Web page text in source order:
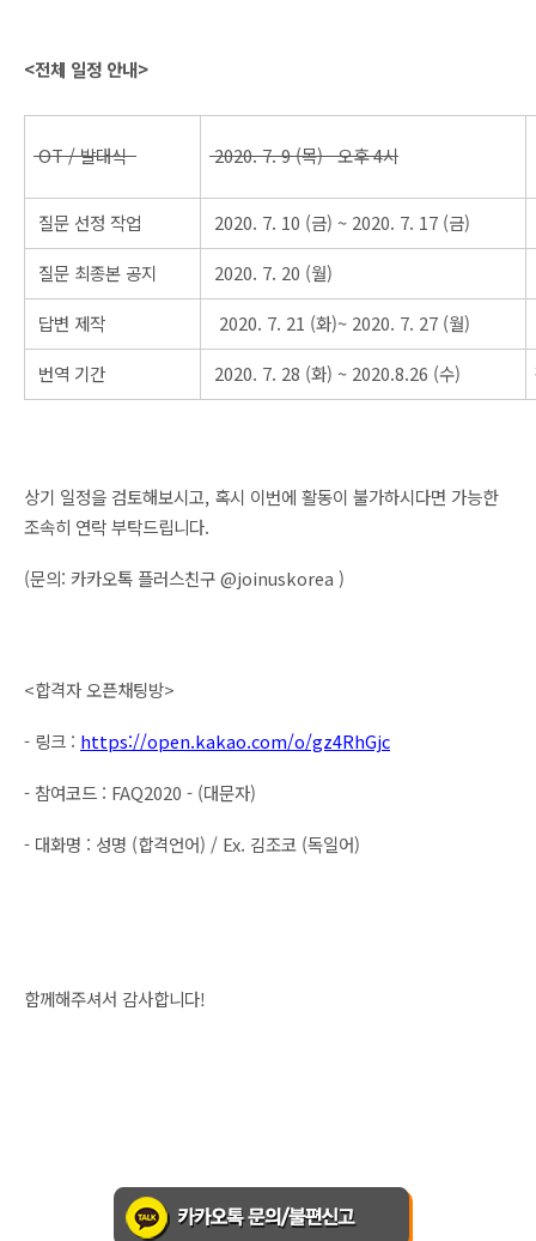
<전체 일정 안내>
OT / 발대식 2020. 7. 9 (목) 오후 4시
질문 선정 작업
2020. 7. 10 (금) ~ 2020. 7. 17 (금)
질문 최종본 공지
2020. 7. 20 (월)
답변 제작
2020. 7. 21 (화)~ 2020. 7. 27 (월)
번역 기간
2020. 7. 28 (화) ~ 2020.8.26 (수)
상기 일정을 검토해보시고, 혹시 이번에 활동이 불가하시다면 가능한
조속히 연락 부탁드립니다.
(문의: 카카오톡 플러스친구 @joinuskorea )
<합격자 오픈채팅방>
- 링크 : https://open.kakao.com/o/gz4RhGjc
- 참여코드 : FAQ2020 - (대문자)
- 대화명 : 성명 (합격언어) / Ex. 김조코 (독일어)
함께해주셔서 감사합니다!